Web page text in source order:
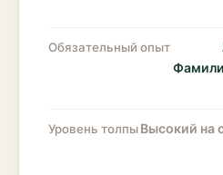
Обязательный опыт
Уровень толпыВысокий на